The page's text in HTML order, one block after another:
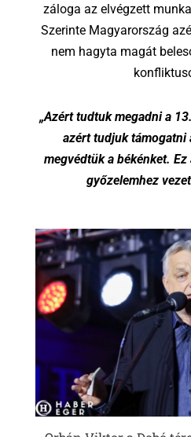
záloga az elvégzett
Szerinte Magyarország
nem hagyta magát
„Azért tudtuk megadni a
azért tudjuk támogatni
megvédtük a békénket.
győzelemhez